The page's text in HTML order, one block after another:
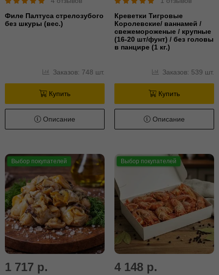
Филе Палтуса стрелозубого
без шкуры (вес.)
Заказов: 748 шт.
Купить
Описание
Креветки Тигровые
Королевские/ ваннамей /
свежемороженые / крупные
(16-20 шт/фунт) / без головы
в панцире (1 кг.)
Заказов: 539 шт.
Купить
Описание
Выбор покупателей
1 717 р.
Выбор покупателей
4 148 р.